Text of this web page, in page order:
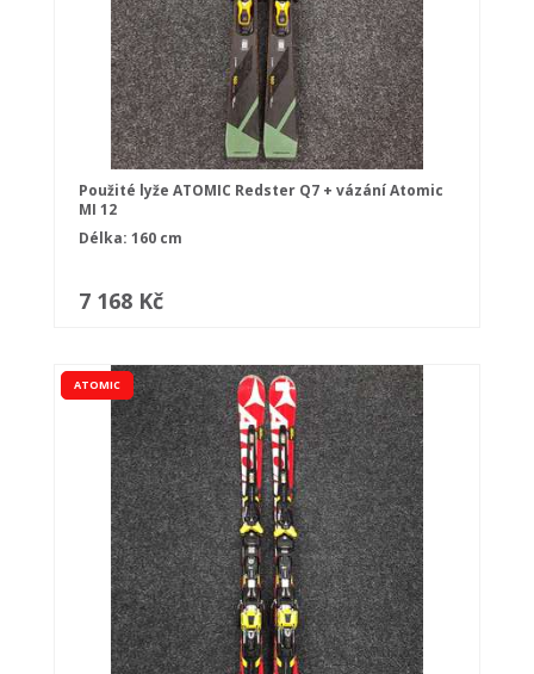
Použité lyže ATOMIC Redster Q7 + vázání Atomic
MI 12
Délka: 160 cm
7 168 Kč
ATOMIC